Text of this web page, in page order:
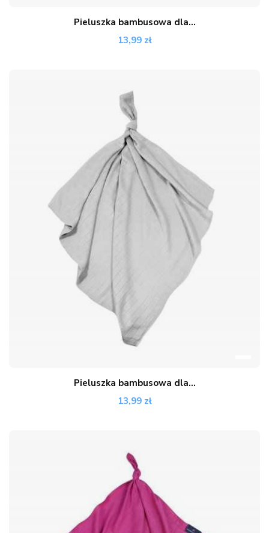
Pieluszka bambusowa dla...
13,99 zł
Pieluszka bambusowa dla...
13,99 zł